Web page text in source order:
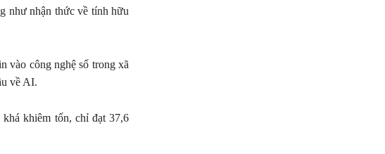
như nhận thức về tính hữu
vào công nghệ số trong xã
về AI.
khiêm tốn, chỉ đạt 37,6